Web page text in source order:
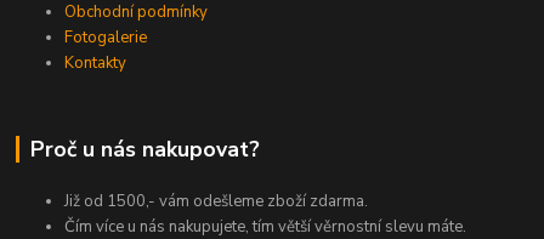
Obchodní podmínky
Fotogalerie
Kontakty
Proč u nás nakupovat?
Již od 1500,- vám odešleme zboží zdarma.
Čím více u nás nakupujete, tím větší věrnostní slevu máte.